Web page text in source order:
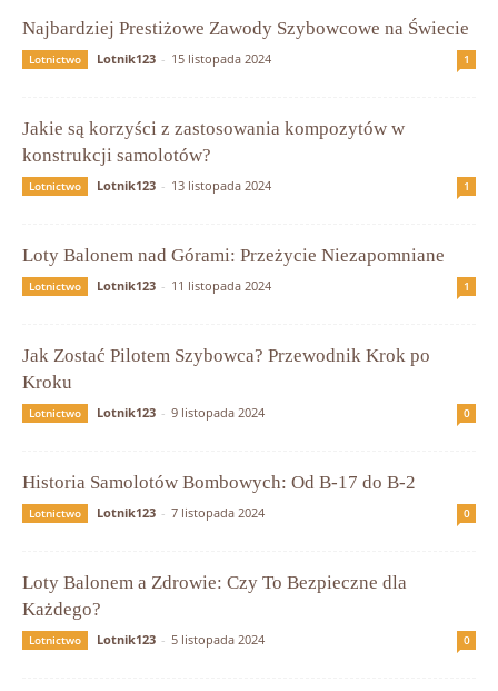
Najbardziej Prestiżowe Zawody Szybowcowe na Świecie
Lotnictwo Lotnik123 - 15 listopada 2024 1
Jakie są korzyści z zastosowania kompozytów w
konstrukcji samolotów?
Lotnictwo Lotnik123 - 13 listopada 2024 1
Loty Balonem nad Górami: Przeżycie Niezapomniane
Lotnictwo Lotnik123 - 11 listopada 2024 1
Jak Zostać Pilotem Szybowca? Przewodnik Krok po
Kroku
Lotnictwo Lotnik123 - 9 listopada 2024 0
Historia Samolotów Bombowych: Od B-17 do B-2
Lotnictwo Lotnik123 - 7 listopada 2024 0
Loty Balonem a Zdrowie: Czy To Bezpieczne dla
Każdego?
Lotnictwo Lotnik123 - 5 listopada 2024 0